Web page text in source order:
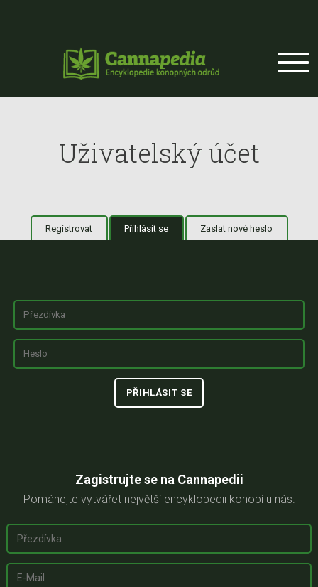
Uživatelský účet
Hlavní záložky
Registrovat Přihlásit se (aktivní záložka)
Zaslat nové heslo
Zagistrujte se na Cannapedii
Pomáhejte vytvářet největší encyklopedii konopí u nás.